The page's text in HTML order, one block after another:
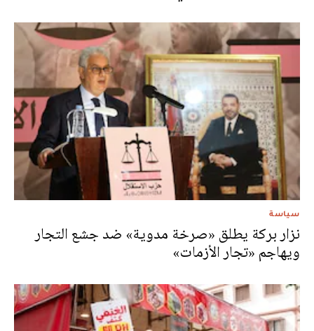
سياسة
نزار بركة يطلق «صرخة مدوية» ضد جشع التجار
ويهاجم «تجار الأزمات»